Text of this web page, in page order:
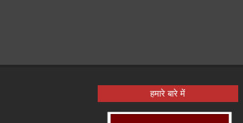
हमारे बारे में